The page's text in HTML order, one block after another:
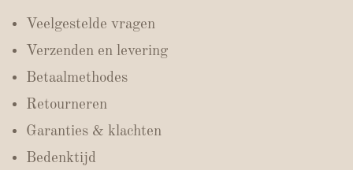
Veelgestelde vragen
Verzenden en levering
Betaalmethodes
Retourneren
Garanties & klachten
Bedenktijd